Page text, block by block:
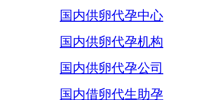
国内供卵代孕中心
国内供卵代孕机构
国内供卵代孕公司
国内借卵代生助孕